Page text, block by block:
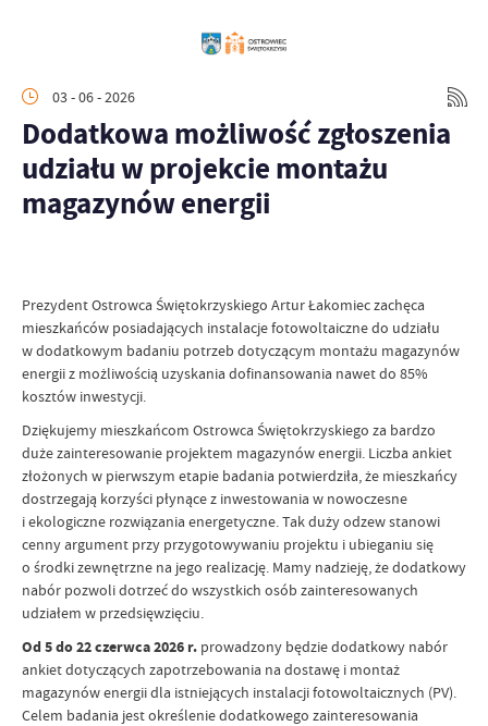
03 - 06 - 2026
Dodatkowa możliwość zgłoszenia
udziału w projekcie montażu
magazynów energii
Prezydent Ostrowca Świętokrzyskiego Artur Łakomiec zachęca
mieszkańców posiadających instalacje fotowoltaiczne do udziału
w dodatkowym badaniu potrzeb dotyczącym montażu magazynów
energii z możliwością uzyskania dofinansowania nawet do 85%
kosztów inwestycji.
Dziękujemy mieszkańcom Ostrowca Świętokrzyskiego za bardzo
duże zainteresowanie projektem magazynów energii. Liczba ankiet
złożonych w pierwszym etapie badania potwierdziła, że mieszkańcy
dostrzegają korzyści płynące z inwestowania w nowoczesne
i ekologiczne rozwiązania energetyczne. Tak duży odzew stanowi
cenny argument przy przygotowywaniu projektu i ubieganiu się
o środki zewnętrzne na jego realizację. Mamy nadzieję, że dodatkowy
nabór pozwoli dotrzeć do wszystkich osób zainteresowanych
udziałem w przedsięwzięciu.
Od 5 do 22 czerwca 2026 r. prowadzony będzie dodatkowy nabór
ankiet dotyczących zapotrzebowania na dostawę i montaż
magazynów energii dla istniejących instalacji fotowoltaicznych (PV).
Celem badania jest określenie dodatkowego zainteresowania